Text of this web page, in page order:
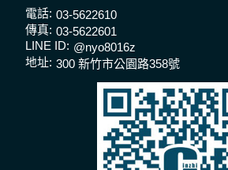
電話: 03-5622610
傳真: 03-5622601
LINE ID: @nyo8016z
地址: 300 新竹市公園路358號